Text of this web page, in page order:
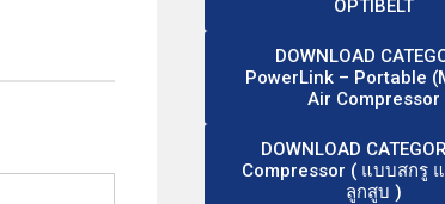
OPTIBELT
DOWNLOAD
PowerLink – Portable
Air Compressor
DOWNLOAD
Compressor ( แบบสกรู
ลูกสูบ )